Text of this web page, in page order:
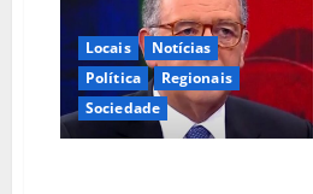
Locais
Notícias
Política
Regionais
Sociedade